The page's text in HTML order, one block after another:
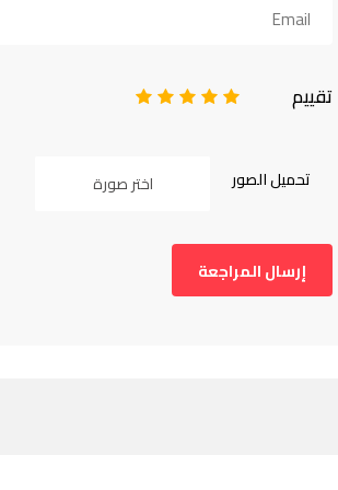
تقييم 5
4
3
2
تحميل الصور اختر صورة